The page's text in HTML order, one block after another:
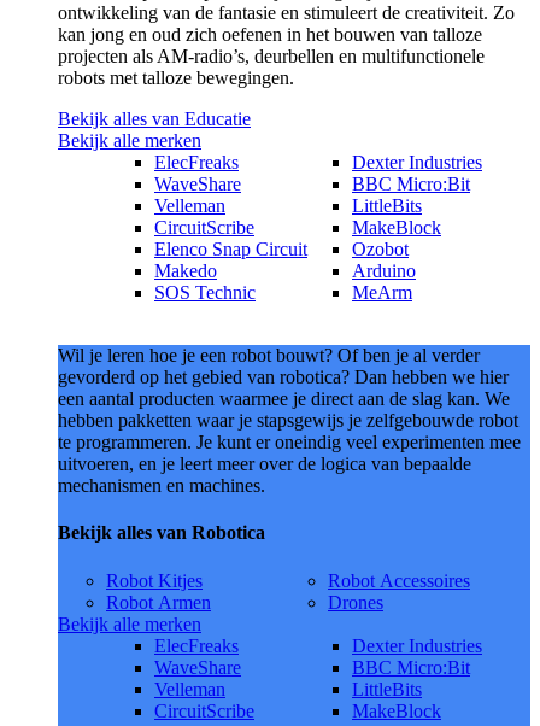
ontwikkeling van de fantasie en stimuleert de creativiteit. Zo
kan jong en oud zich oefenen in het bouwen van talloze
projecten als AM-radio’s, deurbellen en multifunctionele
robots met talloze bewegingen.
Bekijk alles van Educatie
Bekijk alle merken
ElecFreaks
WaveShare
Velleman
CircuitScribe
Elenco Snap Circuit
Makedo
SOS Technic
Dexter Industries
BBC Micro:Bit
LittleBits
MakeBlock
Ozobot
Arduino
MeArm
Wil je leren hoe je een robot bouwt? Of ben je al verder
gevorderd op het gebied van robotica? Dan hebben we hier
een aantal producten waarmee je direct aan de slag kan. We
hebben pakketten waar je stapsgewijs je zelfgebouwde robot
te programmeren. Je kunt er oneindig veel experimenten mee
uitvoeren, en je leert meer over de logica van bepaalde
mechanismen en machines.
Bekijk alles van Robotica
Robot Kitjes
Robot Armen
Robot Accessoires
Drones
Bekijk alle merken
ElecFreaks
WaveShare
Velleman
CircuitScribe
Dexter Industries
BBC Micro:Bit
LittleBits
MakeBlock